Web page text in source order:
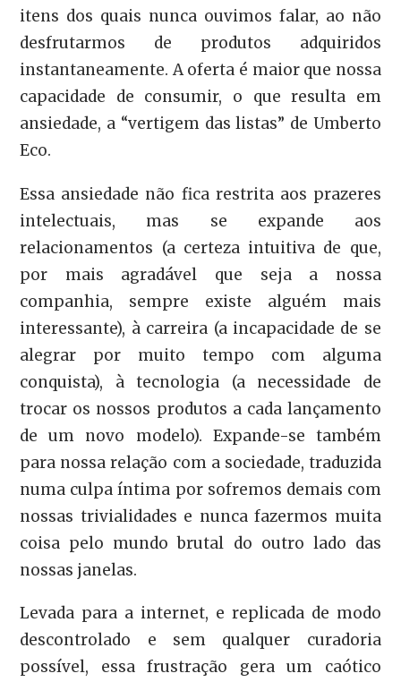
itens dos quais nunca ouvimos falar, ao não
desfrutarmos de produtos adquiridos
instantaneamente. A oferta é maior que nossa
capacidade de consumir, o que resulta em
ansiedade, a “vertigem das listas” de Umberto
Eco.
Essa ansiedade não fica restrita aos prazeres
intelectuais, mas se expande aos
relacionamentos (a certeza intuitiva de que,
por mais agradável que seja a nossa
companhia, sempre existe alguém mais
interessante), à carreira (a incapacidade de se
alegrar por muito tempo com alguma
conquista), à tecnologia (a necessidade de
trocar os nossos produtos a cada lançamento
de um novo modelo). Expande-se também
para nossa relação com a sociedade, traduzida
numa culpa íntima por sofremos demais com
nossas trivialidades e nunca fazermos muita
coisa pelo mundo brutal do outro lado das
nossas janelas.
Levada para a internet, e replicada de modo
descontrolado e sem qualquer curadoria
possível, essa frustração gera um caótico